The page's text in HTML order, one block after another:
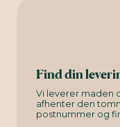
Find din
Vi leverer maden
afhenter den
postnummer og